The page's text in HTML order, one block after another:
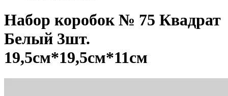
Набор коробок № 75 Квадрат
Белый 3шт.
19,5см*19,5см*11см